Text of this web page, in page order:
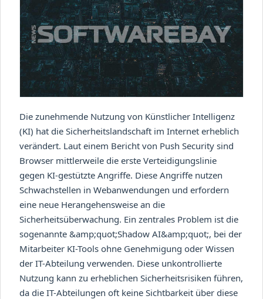
Die zunehmende Nutzung von Künstlicher Intelligenz
(KI) hat die Sicherheitslandschaft im Internet erheblich
verändert. Laut einem Bericht von Push Security sind
Browser mittlerweile die erste Verteidigungslinie
gegen KI-gestützte Angriffe. Diese Angriffe nutzen
Schwachstellen in Webanwendungen und erfordern
eine neue Herangehensweise an die
Sicherheitsüberwachung. Ein zentrales Problem ist die
sogenannte &amp;quot;Shadow AI&amp;quot;, bei der
Mitarbeiter KI-Tools ohne Genehmigung oder Wissen
der IT-Abteilung verwenden. Diese unkontrollierte
Nutzung kann zu erheblichen Sicherheitsrisiken führen,
da die IT-Abteilungen oft keine Sichtbarkeit über diese